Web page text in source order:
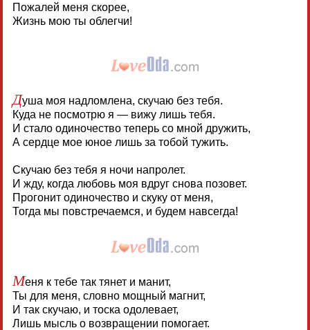
Пожалей меня скорее,
Жизнь мою ты облегчи!
Душа моя надломлена, скучаю без тебя.
Куда не посмотрю я — вижу лишь тебя.
И стало одиночество теперь со мной дружить,
А сердце мое юное лишь за тобой тужить.
Скучаю без тебя я ночи напролет.
И жду, когда любовь моя вдруг снова позовет.
Прогонит одиночество и скуку от меня,
Тогда мы повстречаемся, и будем навсегда!
Меня к тебе так тянет и манит,
Ты для меня, словно мощный магнит,
И так скучаю, и тоска одолевает,
Лишь мысль о возвращении помогает.